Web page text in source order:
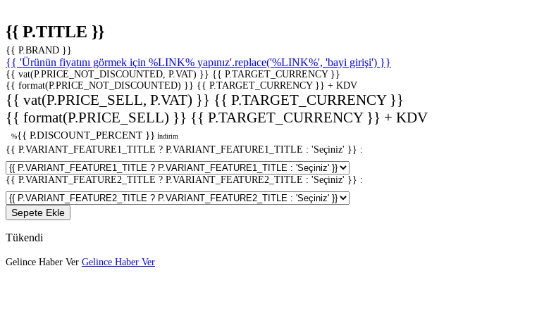
{{ P.TITLE }}
{{ P.BRAND }}
{{ 'Ürünün fiyatını görmek için %LINK% yapınız'.replace('%LINK%', 'bayi girişi') }}
{{ vat(P.PRICE_NOT_DISCOUNTED, P.VAT) }} {{ P.TARGET_CURRENCY }}
{{ format(P.PRICE_NOT_DISCOUNTED) }} {{ P.TARGET_CURRENCY }} + KDV
{{ vat(P.PRICE_SELL, P.VAT) }} {{ P.TARGET_CURRENCY }}
{{ format(P.PRICE_SELL) }} {{ P.TARGET_CURRENCY }} + KDV
%{{ P.DISCOUNT_PERCENT }} İndirim
{{ P.VARIANT_FEATURE1_TITLE ? P.VARIANT_FEATURE1_TITLE : 'Seçiniz' }} :
{{ P.VARIANT_FEATURE2_TITLE ? P.VARIANT_FEATURE2_TITLE : 'Seçiniz' }} :
Sepete Ekle
Tükendi
Gelince Haber Ver Gelince Haber Ver